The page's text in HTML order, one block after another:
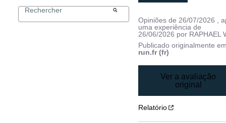
Opiniões de 26/07/2026
,
uma experiência de
26/06/2026 por RAPHAEL
Publicado originalmente
run.fr (fr)
Ver a avaliação
original
Relatório